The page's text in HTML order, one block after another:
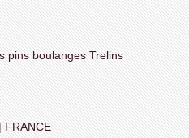
pins boulanges Trelins
FRANCE